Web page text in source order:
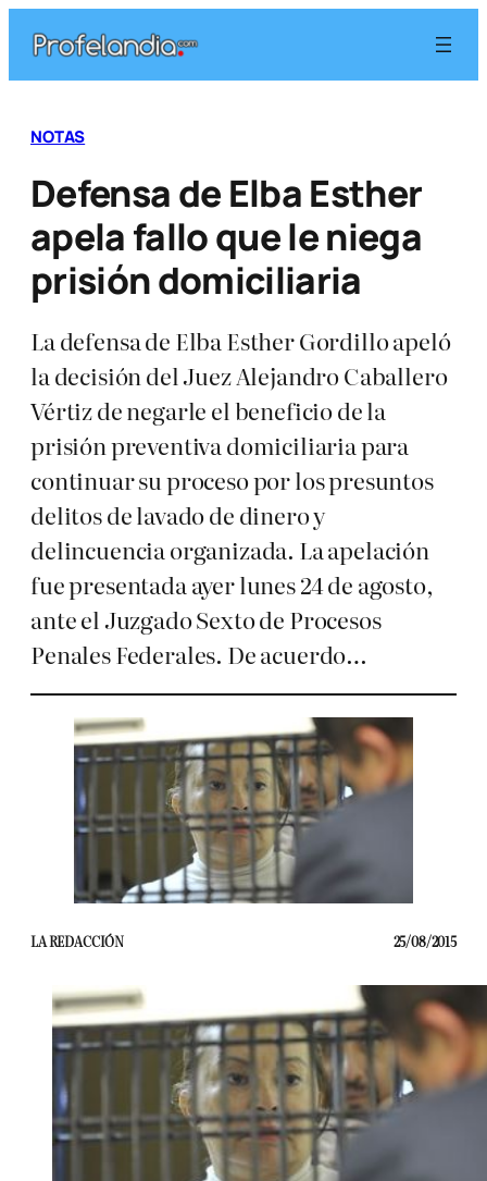
contenido
NOTAS
Defensa de Elba Esther
apela fallo que le niega
prisión domiciliaria
La defensa de Elba Esther Gordillo apeló
la decisión del Juez Alejandro Caballero
Vértiz de negarle el beneficio de la
prisión preventiva domiciliaria para
continuar su proceso por los presuntos
delitos de lavado de dinero y
delincuencia organizada. La apelación
fue presentada ayer lunes 24 de agosto,
ante el Juzgado Sexto de Procesos
Penales Federales. De acuerdo…
LA REDACCIÓN 25/08/2015